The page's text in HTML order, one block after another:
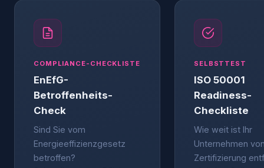
COMPLIANCE-CHECKLISTE
EnEfG-
Betroffenheits-
Check
Sind Sie vom
Energieeffizienzgesetz
betroffen?
SELBSTTEST
ISO 50001
Readiness-
Checkliste
Wie weit ist Ihr
Unternehmen
Zertifizierung